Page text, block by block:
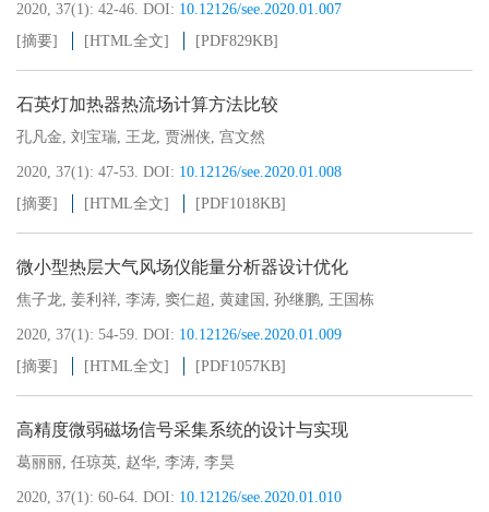
2020, 37(1): 42-46. DOI: 10.12126/see.2020.01.007
[摘要]
[HTML全文] [PDF829KB]
石英灯加热器热流场计算方法比较
孔凡金, 刘宝瑞, 王龙, 贾洲侠, 宫文然
2020, 37(1): 47-53. DOI: 10.12126/see.2020.01.008
[摘要]
[HTML全文] [PDF1018KB]
微小型热层大气风场仪能量分析器设计优化
焦子龙, 姜利祥, 李涛, 窦仁超 , 黄建国 , 孙继鹏, 王国栋
2020, 37(1): 54-59. DOI: 10.12126/see.2020.01.009
[摘要]
[HTML全文] [PDF1057KB]
高精度微弱磁场信号采集系统的设计与实现
葛丽丽, 任琼英, 赵华, 李涛, 李昊
2020, 37(1): 60-64. DOI: 10.12126/see.2020.01.010